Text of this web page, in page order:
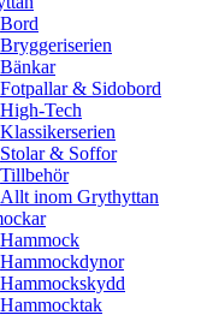
Bord
Bryggeriserien
Bänkar
Fotpallar & Sidobord
High-Tech
Klassikerserien
Stolar & Soffor
Tillbehör
Allt inom Grythyttan
Hammock
Hammockdynor
Hammockskydd
Hammocktak